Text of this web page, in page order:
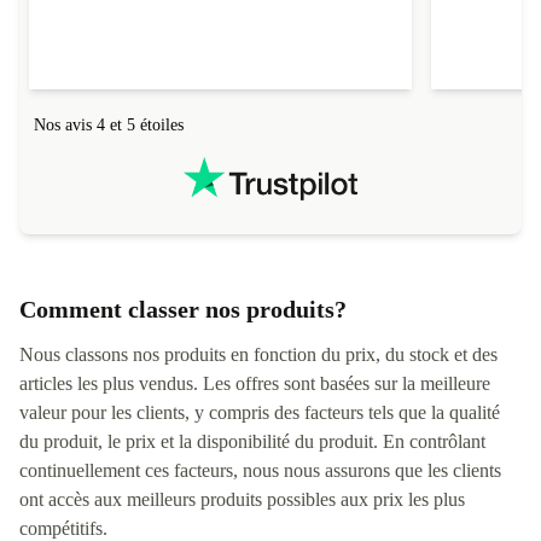
Nos avis 4 et 5 étoiles
Comment classer nos produits?
Nous classons nos produits en fonction du prix, du stock et des
articles les plus vendus. Les offres sont basées sur la meilleure
valeur pour les clients, y compris des facteurs tels que la qualité
du produit, le prix et la disponibilité du produit. En contrôlant
continuellement ces facteurs, nous nous assurons que les clients
ont accès aux meilleurs produits possibles aux prix les plus
compétitifs.